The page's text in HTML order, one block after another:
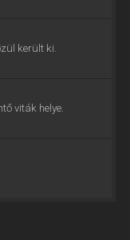
került ki.
viták helye.